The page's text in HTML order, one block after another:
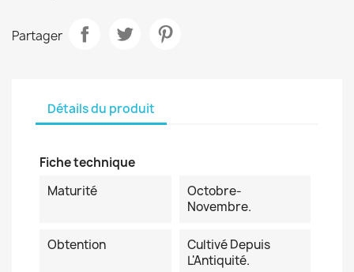
Partager
Détails du produit
Fiche technique
Maturité
Octobre-
Novembre.
Obtention
Cultivé Depuis
L'Antiquité.